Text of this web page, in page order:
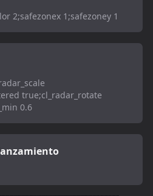
2;safezonex 1;safezoney 1
true;cl_radar_rotate
0.6